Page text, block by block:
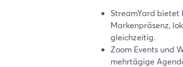
StreamYard bietet
Markenpräsenz,
gleichzeitig.
Zoom Events und
mehrtägige